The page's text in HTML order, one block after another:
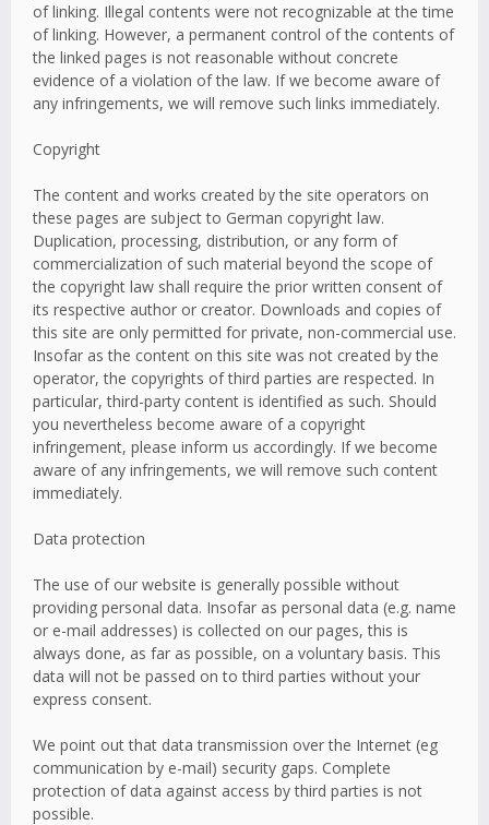
of linking. Illegal contents were not recognizable at the time
of linking. However, a permanent control of the contents of
the linked pages is not reasonable without concrete
evidence of a violation of the law. If we become aware of
any infringements, we will remove such links immediately.
Copyright
The content and works created by the site operators on
these pages are subject to German copyright law.
Duplication, processing, distribution, or any form of
commercialization of such material beyond the scope of
the copyright law shall require the prior written consent of
its respective author or creator. Downloads and copies of
this site are only permitted for private, non-commercial use.
Insofar as the content on this site was not created by the
operator, the copyrights of third parties are respected. In
particular, third-party content is identified as such. Should
you nevertheless become aware of a copyright
infringement, please inform us accordingly. If we become
aware of any infringements, we will remove such content
immediately.
Data protection
The use of our website is generally possible without
providing personal data. Insofar as personal data (e.g. name
or e-mail addresses) is collected on our pages, this is
always done, as far as possible, on a voluntary basis. This
data will not be passed on to third parties without your
express consent.
We point out that data transmission over the Internet (eg
communication by e-mail) security gaps. Complete
protection of data against access by third parties is not
possible.